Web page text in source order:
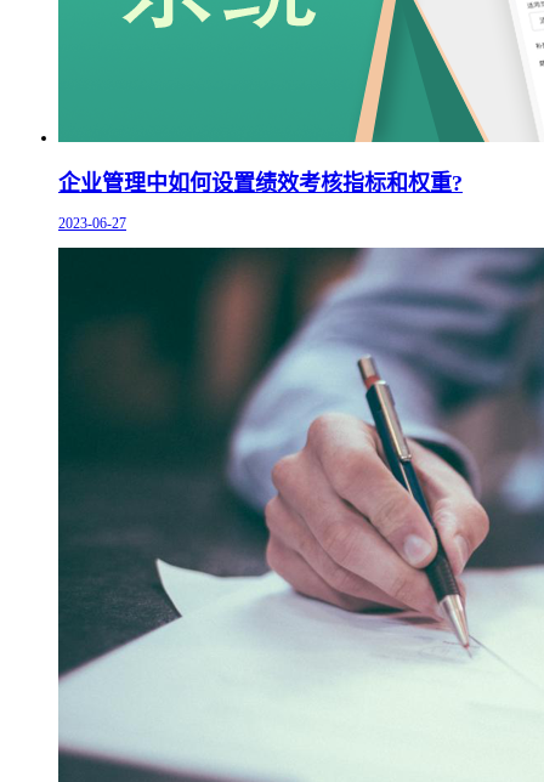
企业管理中如何设置绩效考核指标和权重?
2023-06-27